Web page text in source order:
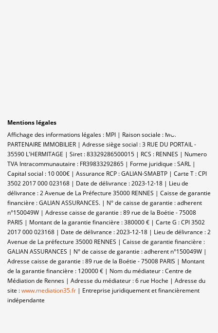
Mentions légales
Affichage des informations légales : MPI | Raison sociale : MON
PARTENAIRE IMMOBILIER | Adresse siège social : 3 RUE DU PORTAIL -
35590 L'HERMITAGE | Siret : 83329286500015 | RCS : RENNES | Numero
TVA Intracommunautaire : FR39833292865 | Forme juridique : SARL |
Capital social : 10 000€ | Assurance RCP : GALIAN-SMABTP | Carte T : CPI
3502 2017 000 023168 | Date de délivrance : 2023-12-18 | Lieu de
délivrance : 2 Avenue de La Préfecture 35000 RENNES | Caisse de garantie
financière : GALIAN ASSURANCES. | N° de caisse de garantie : adherent
n°150049W | Adresse caisse de garantie : 89 rue de la Boétie - 75008
PARIS | Montant de la garantie financière : 380000 € | Carte G : CPI 3502
2017 000 023168 | Date de délivrance : 2023-12-18 | Lieu de délivrance : 2
Avenue de La préfecture 35000 RENNES | Caisse de garantie financière :
GALIAN ASSURANCES | N° de caisse de garantie : adherent n°150049W |
Adresse caisse de garantie : 89 rue de la Boétie - 75008 PARIS | Montant
de la garantie financière : 120000 € | Nom du médiateur : Centre de
Médiation de Rennes | Adresse du médiateur : 6 rue Hoche | Adresse du
site :www.mediation35.fr | Entreprise juridiquement et financièrement
indépendante